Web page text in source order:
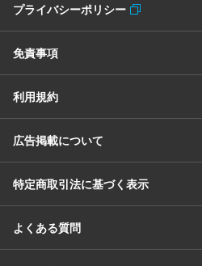
プライバシーポリシー
免責事項
利用規約
広告掲載について
特定商取引法に基づく表示
よくある質問